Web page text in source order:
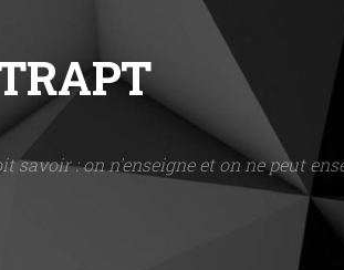
savoir : on n'enseigne et on ne peut